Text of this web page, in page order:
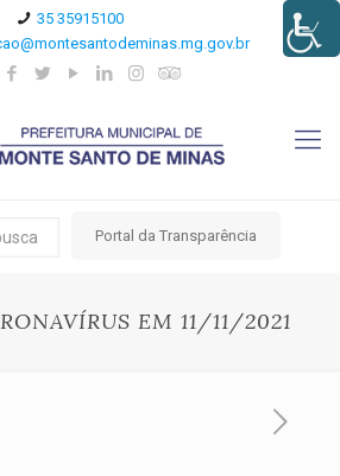
35 35915100
Portal da Transparência
EM 11/11/2021